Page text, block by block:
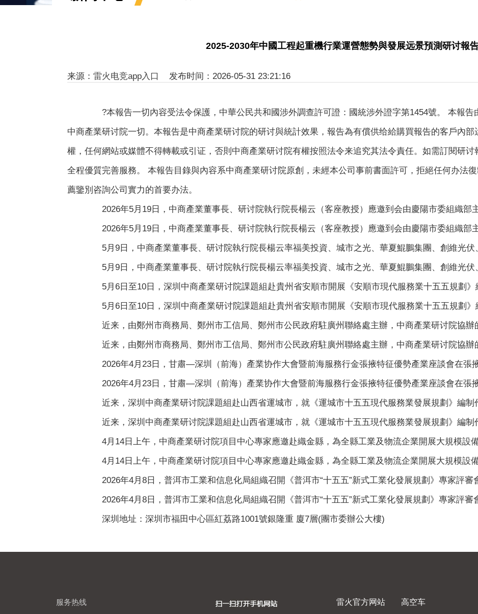
2025-2030年中國工程起重機行業運營態勢與發展远景預測研讨報
来源： 雷火电竞app入口 发布时间：2026-05-31 23:21:16
?本報告一切內容受法令保護，中華公民共和國涉外調查許可證：國統涉外證字第1454號。 本報告
中商產業研讨院一切。本報告是中商產業研讨院的研讨與統計效果，報告為有償供给給購買報告的客戶內
權，任何網站或媒體不得轉載或引证，否則中商產業研讨院有權按照法令来追究其法令責任。如需訂閱研
全程優質完善服務。 本報告目錄與內容系中商產業研讨院原創，未經本公司事前書面許可，拒絕任何办法
薦鑒別咨詢公司實力的首要办法。
2026年5月19日，中商產業董事長、研讨院執行院長楊云（客座教授）應邀到会由慶陽市委組織部
2026年5月19日，中商產業董事長、研讨院執行院長楊云（客座教授）應邀到会由慶陽市委組織部
5月9日，中商產業董事長、研讨院執行院長楊云率福美投資、城市之光、華夏鯤鵬集團、創維光伏
5月9日，中商產業董事長、研讨院執行院長楊云率福美投資、城市之光、華夏鯤鵬集團、創維光伏
5月6日至10日，深圳中商產業研讨院課題組赴貴州省安順市開展《安順市現代服務業十五五規劃》
5月6日至10日，深圳中商產業研讨院課題組赴貴州省安順市開展《安順市現代服務業十五五規劃》
近来，由鄭州市商務局、鄭州市工信局、鄭州市公民政府駐廣州聯絡處主辦，中商產業研讨院協辦
近来，由鄭州市商務局、鄭州市工信局、鄭州市公民政府駐廣州聯絡處主辦，中商產業研讨院協辦
2026年4月23日，甘肅—深圳（前海）產業协作大會暨前海服務行金張掖特征優勢產業座談會在張
2026年4月23日，甘肅—深圳（前海）產業协作大會暨前海服務行金張掖特征優勢產業座談會在張
近来，深圳中商產業研讨院課題組赴山西省運城市，就《運城市十五五現代服務業發展規劃》編制
近来，深圳中商產業研讨院課題組赴山西省運城市，就《運城市十五五現代服務業發展規劃》編制
4月14日上午，中商產業研讨院項目中心專家應邀赴織金縣，為全縣工業及物流企業開展大規模設
4月14日上午，中商產業研讨院項目中心專家應邀赴織金縣，為全縣工業及物流企業開展大規模設
2026年4月8日，普洱市工業和信息化局組織召開《普洱市“十五五”新式工業化發展規劃》專家評審
2026年4月8日，普洱市工業和信息化局組織召開《普洱市“十五五”新式工業化發展規劃》專家評審
深圳地址：深圳市福田中心區紅荔路1001號銀隆重 廈7層(團市委辦公大樓)
服务热线 雷火官方网站 高空车